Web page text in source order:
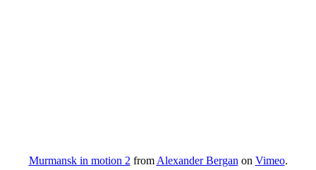
Murmansk in motion 2 from Alexander Bergan on Vimeo.